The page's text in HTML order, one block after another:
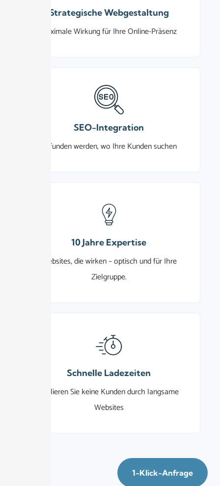
Strategische Webgestaltung
Maximale Wirkung für Ihre Online-Präsenz
SEO-Integration
Gefunden werden, wo Ihre Kunden suchen
10 Jahre Expertise
Websites, die wirken – optisch und für Ihre
Zielgruppe.
Schnelle Ladezeiten
Verlieren Sie keine Kunden durch langsame
Websites
1-Klick-Anfrage